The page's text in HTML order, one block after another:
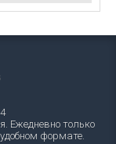
Ежедневно только
формате.